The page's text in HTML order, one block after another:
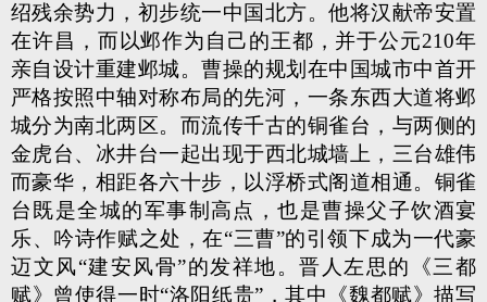
绍残余势力，初步统一中国北方。他将汉献帝安置
在许昌，而以邺作为自己的王都，并于公元210年
亲自设计重建邺城。曹操的规划在中国城市中首开
严格按照中轴对称布局的先河，一条东西大道将邺
城分为南北两区。而流传千古的铜雀台，与两侧的
金虎台、冰井台一起出现于西北城墙上，三台雄伟
而豪华，相距各六十步，以浮桥式阁道相通。铜雀
台既是全城的军事制高点，也是曹操父子饮酒宴
乐、吟诗作赋之处，在“三曹”的引领下成为一代豪
迈文风“建安风骨”的发祥地。晋人左思的《三都
赋》曾使得一时“洛阳纸贵”，其中《魏都赋》描写